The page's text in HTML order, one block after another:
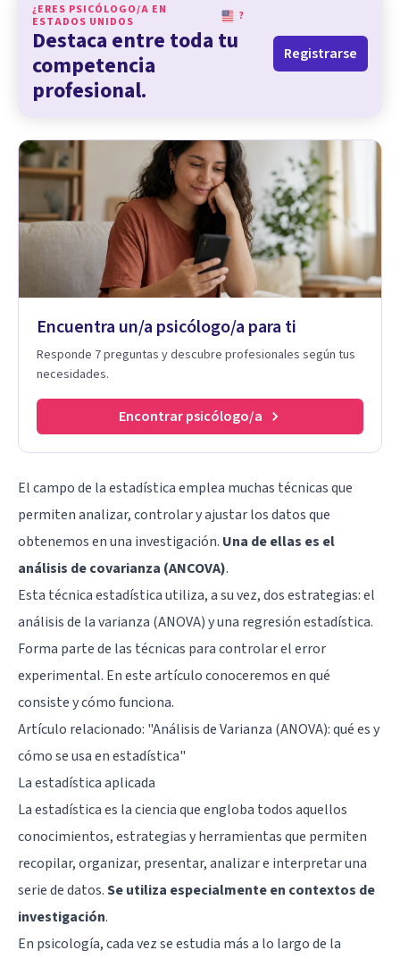
¿ERES PSICÓLOGO/A EN
ESTADOS UNIDOS
?
Destaca entre toda tu
competencia
profesional.
Registrarse
Encuentra un/a psicólogo/a para ti
Responde 7 preguntas y descubre profesionales según tus
necesidades.
Encontrar psicólogo/a
El campo de la estadística emplea muchas técnicas que
permiten analizar, controlar y ajustar los datos que
obtenemos en una investigación. Una de ellas es el
análisis de covarianza (ANCOVA).
Esta técnica estadística utiliza, a su vez, dos estrategias: el
análisis de la varianza (ANOVA) y una regresión estadística.
Forma parte de las técnicas para controlar el error
experimental. En este artículo conoceremos en qué
consiste y cómo funciona.
Artículo relacionado: "Análisis de Varianza (ANOVA): qué es y
cómo se usa en estadística"
La estadística aplicada
La estadística es la ciencia que engloba todos aquellos
conocimientos, estrategias y herramientas que permiten
recopilar, organizar, presentar, analizar e interpretar una
serie de datos.Se utiliza especialmente en contextos de
investigación.
En psicología, cada vez se estudia más a lo largo de la